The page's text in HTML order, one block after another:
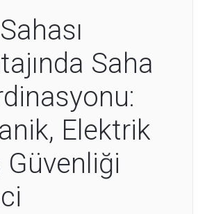
Saha
Elektrik
Güvenliği